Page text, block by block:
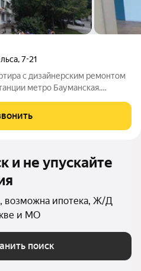
,7-21
с дизайнерским ремонтом
метро Бауманская.
в квартире выполнен полный
и не упускайте
возможна ипотека, Ж/Д
и МО
поиск